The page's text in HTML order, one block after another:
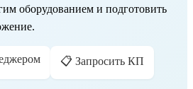
оборудованием и подготовить
📋 Запросить КП